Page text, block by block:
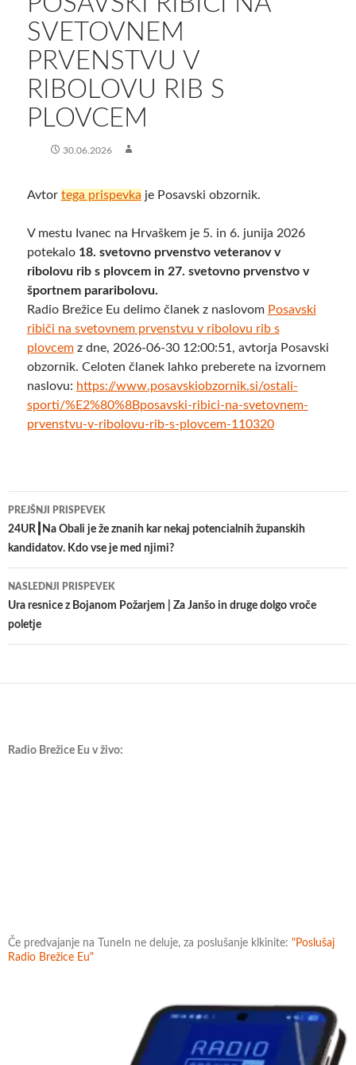
SVETOVNEM
PRVENSTVU V
RIBOLOVU RIB S
PLOVCEM
30.06.2026
Avtor tega prispevka je Posavski obzornik.
V mestu Ivanec na Hrvaškem je 5. in 6. junija 2026
potekalo 18. svetovno prvenstvo veteranov v
ribolovu rib s plovcem in 27. svetovno prvenstvo v
športnem pararibolovu.
Radio Brežice Eu delimo članek z naslovom ​Posavski
ribiči na svetovnem prvenstvu v ribolovu rib s
plovcemz dne, 2026-06-30 12:00:51, avtorja Posavski
obzornik. Celoten članek lahko preberete na izvornem
naslovu: https://www.posavskiobzornik.si/ostali-
sporti/%E2%80%8Bposavski-ribici-na-svetovnem-
prvenstvu-v-ribolovu-rib-s-plovcem-110320
Krmarjenje
po
PREJŠNJI PRISPEVEK
24UR┃Na Obali je že znanih kar nekaj potencialnih županskih
kandidatov. Kdo vse je med njimi?
NASLEDNJI PRISPEVEK
Ura resnice z Bojanom Požarjem | Za Janšo in druge dolgo vroče
poletje
Radio Brežice Eu v živo:
Če predvajanje na TuneIn ne deluje, za poslušanje klkinite: "Poslušaj
Radio Brežice Eu"